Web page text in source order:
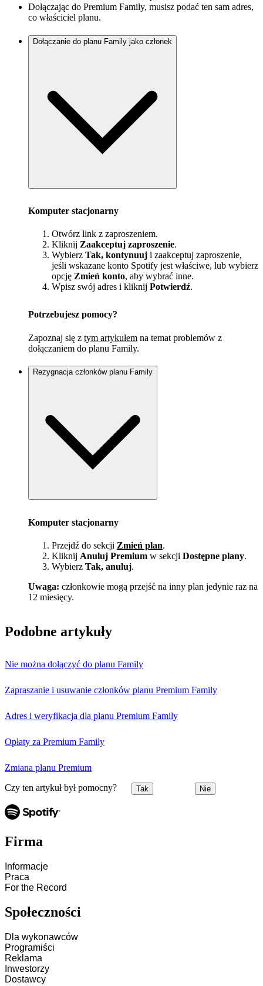
Dołączając do Premium Family, musisz podać ten sam adres,
co właściciel planu.
Dołączanie do planu Family jako członek
Komputer stacjonarny
Otwórz link z zaproszeniem.
Kliknij Zaakceptuj zaproszenie.
Wybierz Tak, kontynuuj i zaakceptuj zaproszenie,
jeśli wskazane konto Spotify jest właściwe, lub wybierz
opcję Zmień konto, aby wybrać inne.
Wpisz swój adres i kliknij Potwierdź.
Potrzebujesz pomocy?
Zapoznaj się z tym artykułem na temat problemów z
dołączaniem do planu Family.
Rezygnacja członków planu Family
Komputer stacjonarny
Przejdź do sekcji Zmień plan.
Kliknij Anuluj Premium w sekcji Dostępne plany.
Wybierz Tak, anuluj.
Uwaga: członkowie mogą przejść na inny plan jedynie raz na
12 miesięcy.
Podobne artykuły
Nie można dołączyć do planu Family
Zapraszanie i usuwanie członków planu Premium Family
Adres i weryfikacja dla planu Premium Family
Opłaty za Premium Family
Zmiana planu Premium
Czy ten artykuł był pomocny? Tak Nie
Firma
Informacje
Praca
For the Record
Społeczności
Dla wykonawców
Programiści
Reklama
Inwestorzy
Dostawcy